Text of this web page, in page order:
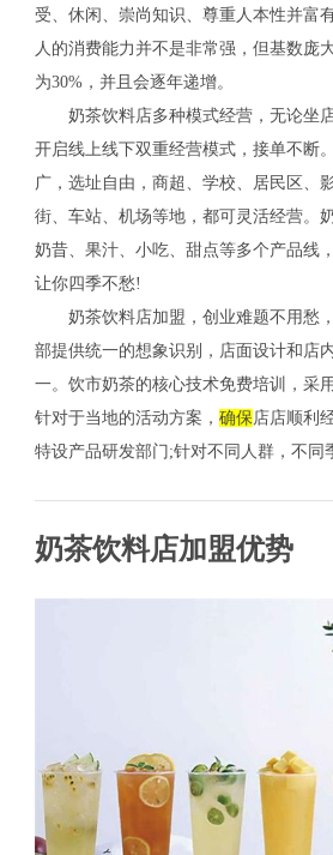
受、休闲、崇尚知识、尊重人本性并富
人的消费能力并不是非常强，但基数庞
为30%，并且会逐年递增。
奶茶饮料店多种模式经营，无论坐店
开启线上线下双重经营模式，接单不断
广，选址自由，商超、学校、居民区、
街、车站、机场等地，都可灵活经营。
奶昔、果汁、小吃、甜点等多个产品线
让你四季不愁!
奶茶饮料店加盟，创业难题不用愁
部提供统一的想象识别，店面设计和店
一。饮市奶茶的核心技术免费培训，采
针对于当地的活动方案， 确保 店店顺利
特设产品研发部门;针对不同人群，不同
奶茶饮料店加盟优势